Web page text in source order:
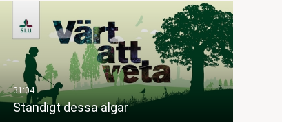
Ständigt dessa älgar